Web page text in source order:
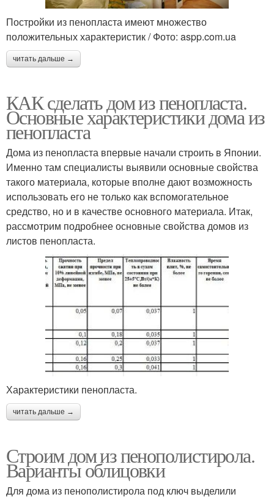
Постройки из пенопласта имеют множество
положительных характеристик / Фото: aspp.com.ua
читать дальше →
КАК сделать дом из пенопласта.
Основные характеристики дома из
пенопласта
Дома из пенопласта впервые начали строить в Японии.
Именно там специалисты выявили основные свойства
такого материала, которые вполне дают возможность
использовать его не только как вспомогательное
средство, но и в качестве основного материала. Итак,
рассмотрим подробнее основные свойства домов из
листов пенопласта.
Характеристики пенопласта.
читать дальше →
Строим дом из пенополистирола.
Варианты облицовки
Для дома из пенополистирола под ключ выделили